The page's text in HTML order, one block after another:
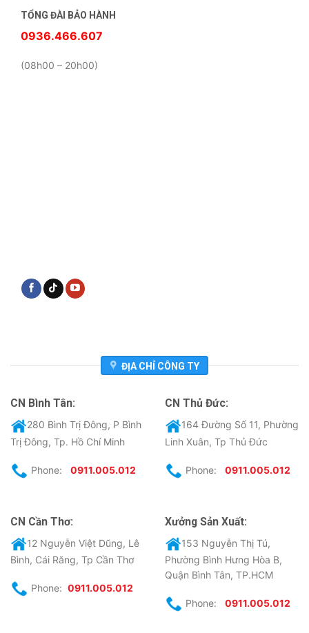
TỔNG ĐÀI BẢO HÀNH
0936.466.607
(08h00 – 20h00)
ĐỊA CHỈ CÔNG TY
CN Bình Tân:
280 Bình Trị Đông, P Bình
Trị Đông, Tp. Hồ Chí Minh
Phone: 0911.005.012
CN Thủ Đức:
164 Đường Số 11, Phường
Linh Xuân, Tp Thủ Đức
Phone: 0911.005.012
CN Cần Thơ:
12 Nguyễn Việt Dũng, Lê
Bình, Cái Răng, Tp Cần Thơ
Phone: 0911.005.012
Xưởng Sản Xuất:
153 Nguyễn Thị Tú,
Phường Bình Hưng Hòa B,
Quận Bình Tân, TP.HCM
Phone: 0911.005.012